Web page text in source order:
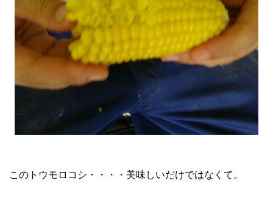
このトウモロコシ・・・・美味しいだけではなくて。